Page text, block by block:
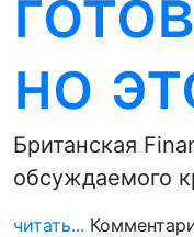
но
Британская
обсуждаемого
читать...